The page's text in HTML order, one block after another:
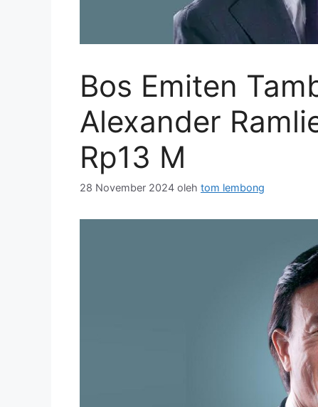
Bos Emiten
Alexander
Rp13 M
28 November 2024 oleh tom lembong